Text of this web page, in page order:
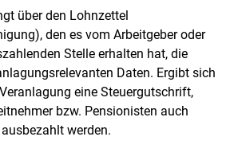
über den Lohnzettel
den es vom Arbeitgeber oder
Stelle erhalten hat, die
Daten. Ergibt sich
eine Steuergutschrift,
bzw. Pensionisten auch
werden.